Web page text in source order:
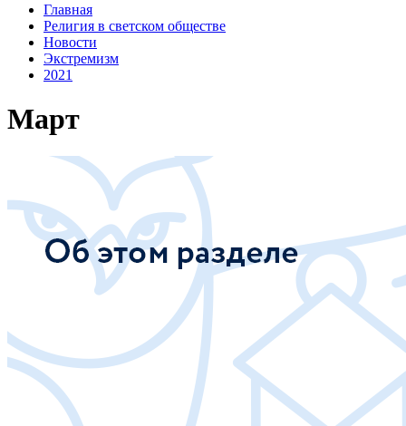
Главная
Религия в светском обществе
Новости
Экстремизм
2021
Март